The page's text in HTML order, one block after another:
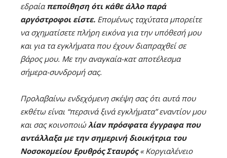
εδραία πεποίθηση ότι κάθε άλλο παρά
αργόστροφοι είστε. Επομένως ταχύτατα μπορείτε
να σχηματίσετε πλήρη εικόνα για την υπόθεσή μου
και για τα εγκλήματα που έχουν διαπραχθεί σε
βάρος μου. Με την αναγκαία-κατ αποτέλεσμα
σήμερα-συνδρομή σας.
Προλαβαίνω ενδεχόμενη σκέψη σας ότι αυτά που
εκθέτω είναι “περσινά ξινά εγκλήματα” εναντίον μου
και σας κοινοποιώ λίαν πρόσφατα έγγραφα που
αντάλλαξα με την σημερινή διοικήτρια του
Νοσοκομείου Ερυθρός Σταυρός« Κοργιαλένειο